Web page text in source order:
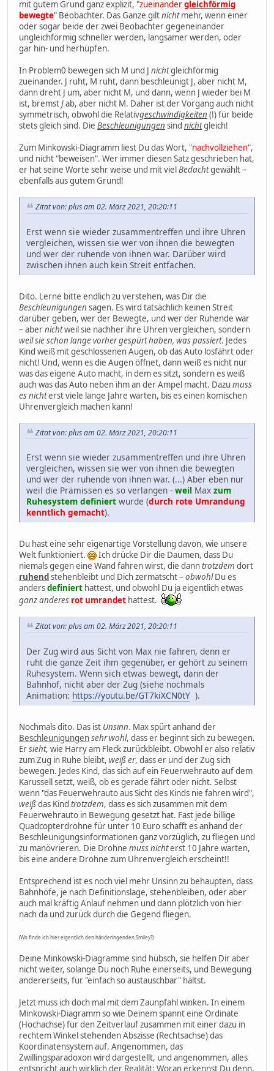
mit gutem Grund ganz explizit, "zueinandergleichförmig
bewegte" Beobachter. Das Ganze giltnichtmehr, wenn einer
oder sogar beide der zwei Beobachter gegeneinander
ungleichförmig schneller werden, langsamer werden, oder
gar hin- und herhüpfen.
In Problem0 bewegen sich M und J nichtgleichförmig
zueinander. J ruht, M ruht, dann beschleunigt J, aber nicht M,
dann dreht J um, aber nicht M, und dann, wenn J wieder bei M
ist, bremstJab, aber nicht M. Daher ist der Vorgang auch nicht
symmetrisch, obwohl die Relativgeschwindigkeiten (!) für beide
stets gleich sind. Die Beschleunigungen sind nichtgleich!
Zum Minkowski-Diagramm liest Du das Wort, "nachvollziehen",
und nicht "beweisen". Wer immer diesen Satz geschrieben hat,
er hat seine Worte sehr weise und mit vielBedachtgewählt –
ebenfalls aus gutem Grund!
Zitat von: plus am 02. März 2021, 20:20:11
Erst wenn sie wieder zusammentreffen und ihre Uhren
vergleichen, wissen sie wer von ihnen die bewegten
und wer der ruhende von ihnen war. Darüber wird
zwischen ihnen auch kein Streit entfachen.
Dito. Lerne bitte endlich zu verstehen, was Dir die
Beschleunigungen sagen. Es wird tatsächlich keinen Streit
darüber geben, wer der Bewegte, und wer der Ruhende war
– abernichtweil sie nachher ihre Uhren vergleichen, sondern
weil sie schon lange vorher gespürt haben, was passiert. Jedes
Kind weiß mit geschlossenen Augen, ob das Auto losfährt oder
nicht! Und, wenn es die Augen öffnet, dann weiß es nicht nur
was das eigene Auto macht, in dem es sitzt, sondern es weiß
auch was das Auto neben ihm an der Ampel macht. Dazu muss
es nichterst viele lange Jahre warten, bis es einen komischen
Uhrenvergleich machen kann!
Zitat von: plus am 02. März 2021, 20:20:11
Erst wenn sie wieder zusammentreffen und ihre Uhren
vergleichen, wissen sie wer von ihnen die bewegten
und wer der ruhende von ihnen war. (...) Aber eben nur
weil die Prämissen es so verlangen - weil Max zum
Ruhesystem definiert wurde (durch rote Umrandung
kenntlich gemacht).
Du hast eine sehr eigenartige Vorstellung davon, wie unsere
Welt funktioniert.
Ich drücke Dir die Daumen, dass Du
niemals gegen eine Wand fahren wirst, die danntrotzdem dort
ruhend stehenbleibt und Dich zermatscht – obwohlDu es
andersdefiniert hattest, und obwohl Du ja eigentlich etwas
ganz anderes rot umrandet hattest.
Zitat von: plus am 02. März 2021, 20:20:11
Der Zug wird aus Sicht von Max nie fahren, denn er
ruht die ganze Zeit ihm gegenüber, er gehört zu seinem
Ruhesystem. Wenn sich etwas bewegt, dann der
Bahnhof, nicht aber der Zug (siehe nochmals
Animation: https://youtu.be/GT7kiXCN0tY ).
Nochmals dito. Das ist Unsinn. Max spürt anhand der
Beschleunigungensehr wohl, dass er beginnt sich zu bewegen.
Ersieht, wie Harry am Fleck zurückbleibt. Obwohl er also relativ
zum Zug in Ruhe bleibt, weiß er, dass er und der Zug sich
bewegen. Jedes Kind, das sich auf ein Feuerwehrauto auf dem
Karussell setzt, weiß, ob es gerade fährt oder nicht. Selbst
wenn "das Feuerwehrauto aus Sicht des Kinds nie fahren wird",
weißdas Kind trotzdem, dass es sich zusammen mit dem
Feuerwehrauto in Bewegung gesetzt hat. Fast jede billige
Quadcopterdrohne für unter 10 Euro schafft es anhand der
Beschleunigungsinformationen ganz vorzüglich, zu fliegen und
zu manövrieren. Die Drohne muss nichterst 10 Jahre warten,
bis eine andere Drohne zum Uhrenvergleich erscheint!!
Entsprechend ist es noch viel mehr Unsinn zu behaupten, dass
Bahnhöfe, je nach Definitionslage, stehenbleiben, oder aber
auch mal kräftig Anlauf nehmen und dann plötzlich von hier
nach da und zurück durch die Gegend fliegen.
(Wo finde ich hier eigentlich den händeringenden Smiley?)
Deine Minkowski-Diagramme sind hübsch, sie helfen Dir aber
nicht weiter, solange Du noch Ruhe einerseits, und Bewegung
andererseits, für "einfach so austauschbar" hältst.
Jetzt muss ich doch mal mit dem Zaunpfahl winken. In einem
Minkowski-Diagramm so wie Deinem spannt eine Ordinate
(Hochachse) für den Zeitverlauf zusammen mit einer dazu in
rechtem Winkel stehenden Abszisse (Rechtsachse) das
Koordinatensystem auf. Angenommen, das
Zwillingsparadoxon wird dargestellt, und angenommen, alles
entspricht auch wirklich der Realität: Woran erkennst Du denn,